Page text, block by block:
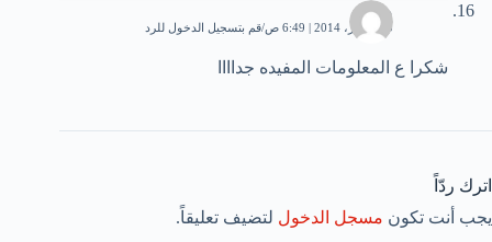
مها
20 فبراير، 2014 | 6:49 ص قم بتسجيل الدخول للرد
شكرا ع المعلومات المفيده جداااا
اترك ردّاً
يجب أنت تكون مسجل الدخول لتضيف تعليقاً.